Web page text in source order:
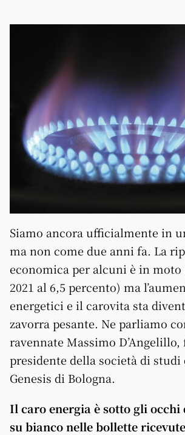
Siamo ancora ufficialmente in
ma non come due anni fa. La
economica per alcuni è in moto
2021 al 6,5 percento) ma
energetici e il carovita sta
zavorra pesante. Ne parliamo
ravennate Massimo D’Angelillo,
presidente della società di studi
Genesis di Bologna.
Il caro energia è sotto gli
su bianco nelle bollette